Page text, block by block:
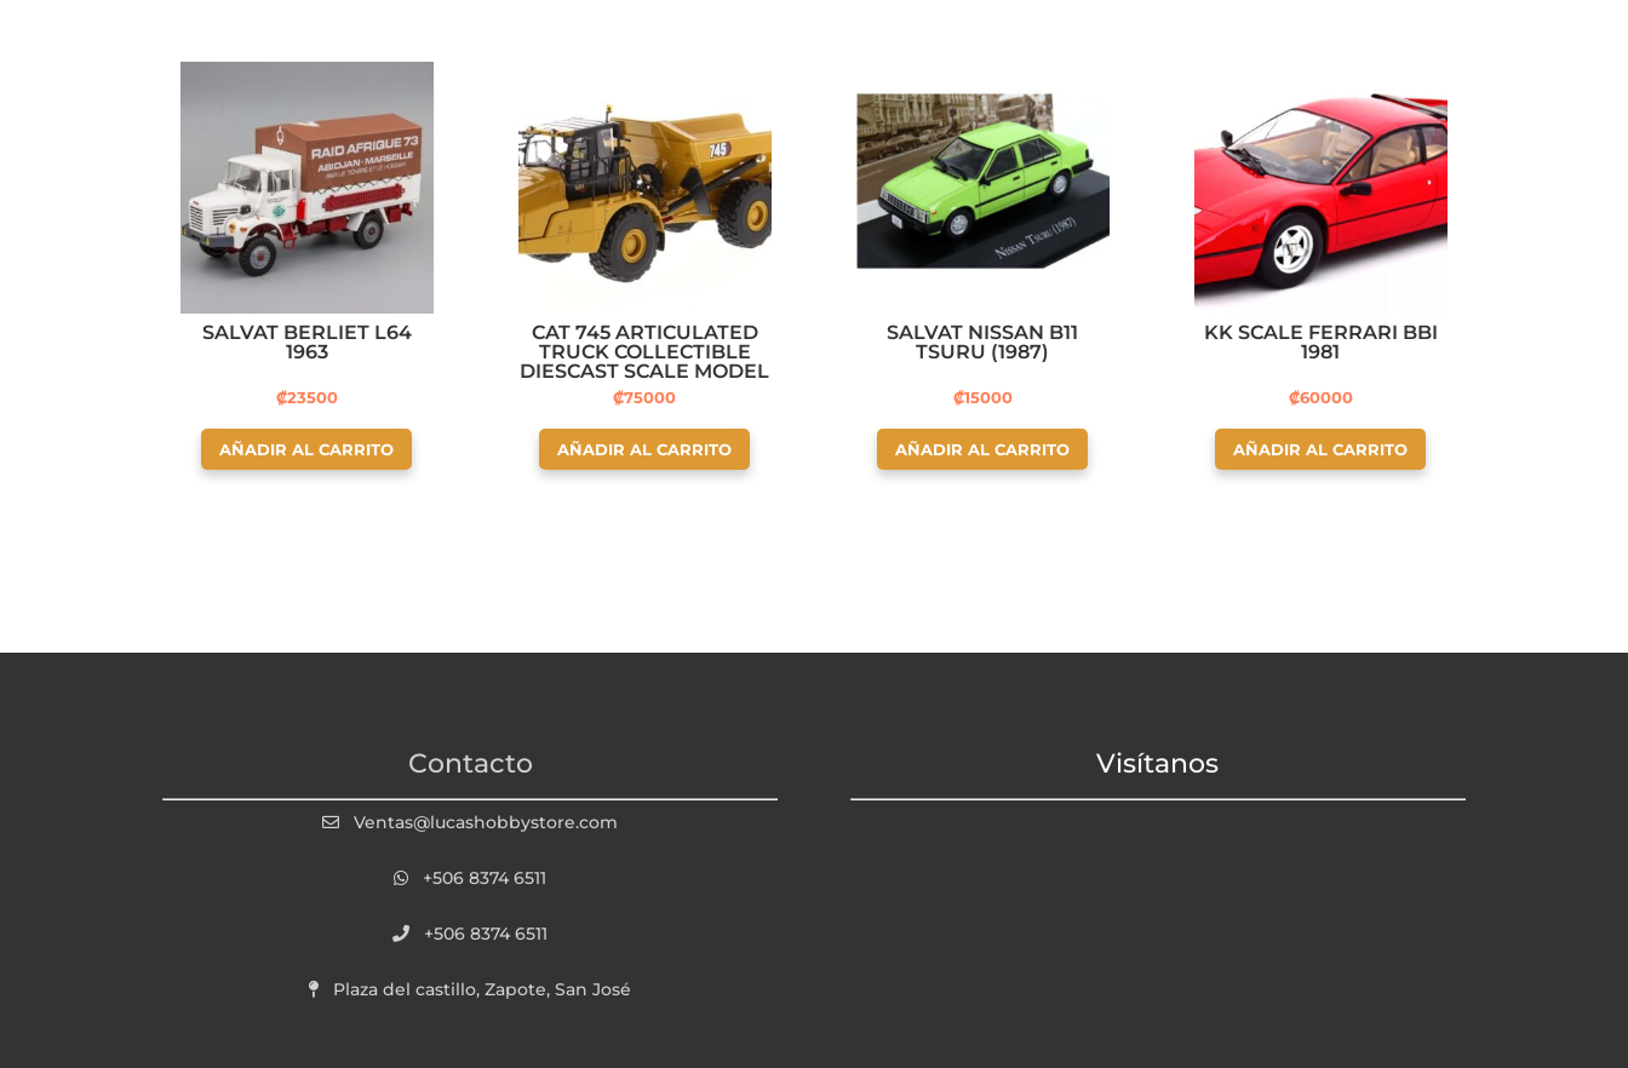
SALVAT BERLIET L64
1963
₡23500
AÑADIR AL CARRITO
CAT 745 ARTICULATED
TRUCK COLLECTIBLE
DIESCAST SCALE MODEL
REPLICA
₡75000
AÑADIR AL CARRITO
SALVAT NISSAN B11
TSURU (1987)
₡15000
AÑADIR AL CARRITO
KK SCALE FERRARI BBI
1981
₡60000
AÑADIR AL CARRITO
Contacto
Ventas@lucashobbystore.com
+506 8374 6511
+506 8374 6511
Plaza del castillo, Zapote, San José
Visítanos